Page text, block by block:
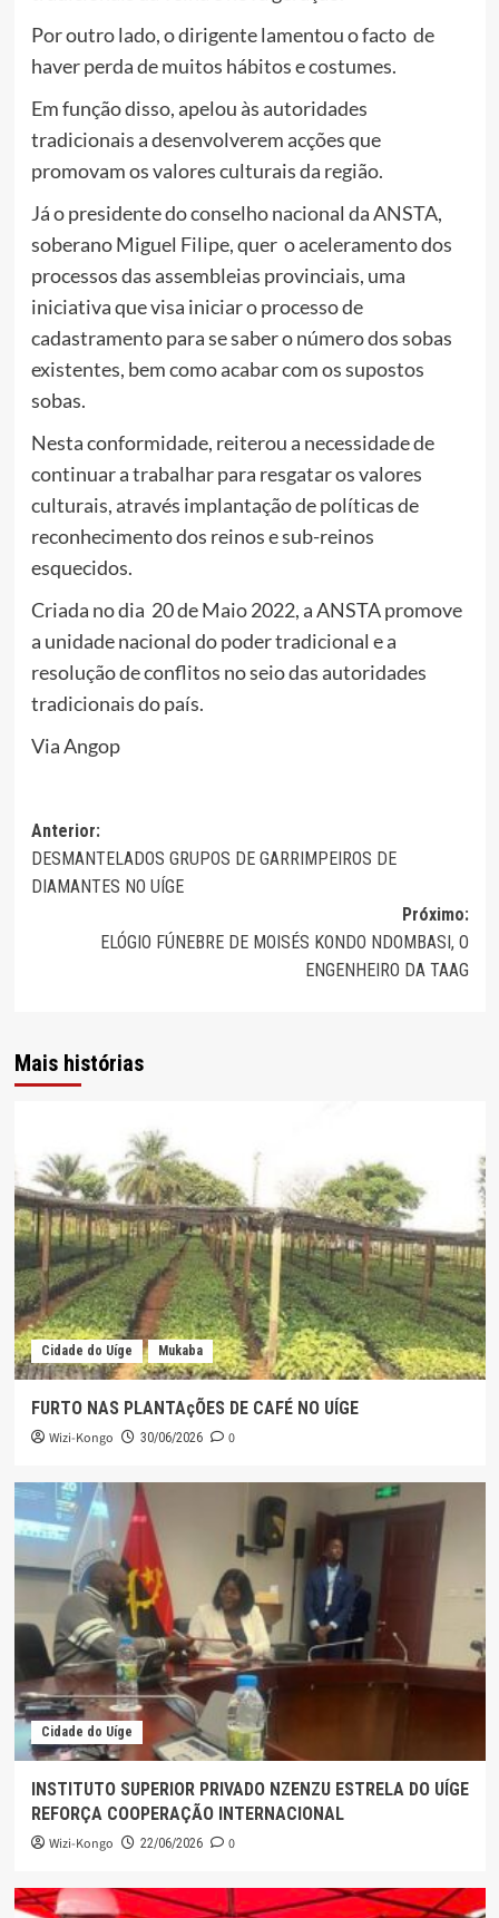
Por outro lado, o dirigente lamentou o facto de
haver perda de muitos hábitos e costumes.
Em função disso, apelou às autoridades
tradicionais a desenvolverem acções que
promovam os valores culturais da região.
Já o presidente do conselho nacional da ANSTA,
soberano Miguel Filipe, quer o aceleramento dos
processos das assembleias provinciais, uma
iniciativa que visa iniciar o processo de
cadastramento para se saber o número dos sobas
existentes, bem como acabar com os supostos
sobas.
Nesta conformidade, reiterou a necessidade de
continuar a trabalhar para resgatar os valores
culturais, através implantação de políticas de
reconhecimento dos reinos e sub-reinos
esquecidos.
Criada no dia 20 de Maio 2022, a ANSTA promove
a unidade nacional do poder tradicional e a
resolução de conflitos no seio das autoridades
tradicionais do país.
Via Angop
Navegação
de
Anterior:
DESMANTELADOS GRUPOS DE GARRIMPEIROS DE
DIAMANTES NO UÍGE
Próximo:
ELÓGIO FÚNEBRE DE MOISÉS KONDO NDOMBASI, O
ENGENHEIRO DA TAAG
Mais histórias
Cidade do Uíge Mukaba
FURTO NAS PLANTAçÕES DE CAFÉ NO UÍGE
Wizi-Kongo 30/06/2026 0
Cidade do Uíge
INSTITUTO SUPERIOR PRIVADO NZENZU ESTRELA DO UÍGE
REFORÇA COOPERAÇÃO INTERNACIONAL
Wizi-Kongo 22/06/2026 0